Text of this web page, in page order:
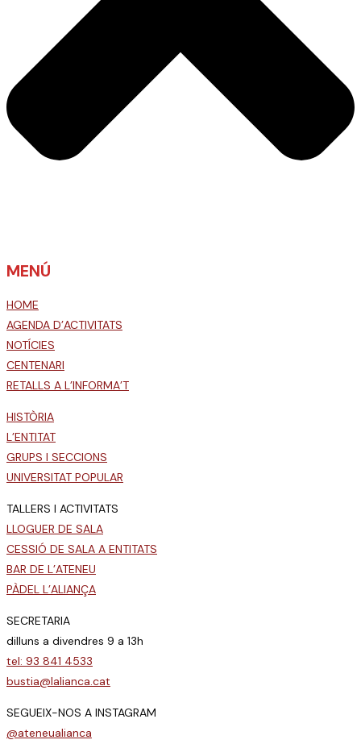
MENÚ
HOME
AGENDA D’ACTIVITATS
NOTÍCIES
CENTENARI
RETALLS A L’INFORMA’T
HISTÒRIA
L’ENTITAT
GRUPS I SECCIONS
UNIVERSITAT POPULAR
TALLERS I ACTIVITATS
LLOGUER DE SALA
CESSIÓ DE SALA A ENTITATS
BAR DE L’ATENEU
PÀDEL L’ALIANÇA
SECRETARIA
dilluns a divendres 9 a 13h
tel: 93 841 4533
bustia@lalianca.cat
SEGUEIX-NOS A INSTAGRAM
@ateneualianca